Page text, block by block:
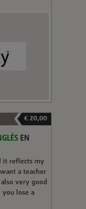
€ 20,00
EN
it reflects my
a teacher
very good
you lose a